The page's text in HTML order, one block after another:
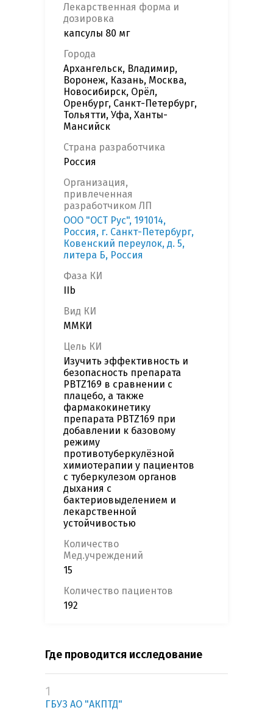
Лекарственная форма и
дозировка
капсулы 80 мг
Города
Архангельск, Владимир,
Воронеж, Казань, Москва,
Новосибирск, Орёл,
Оренбург, Санкт-Петербург,
Тольятти, Уфа, Ханты-
Мансийск
Страна разработчика
Россия
Организация,
привлеченная
разработчиком ЛП
ООО "ОСТ Рус", 191014,
Россия, г. Санкт-Петербург,
Ковенский переулок, д. 5,
литера Б, Россия
Фаза КИ
IIb
Вид КИ
ММКИ
Цель КИ
Изучить эффективность и
безопасность препарата
PBTZ169 в сравнении с
плацебо, а также
фармакокинетику
препарата PBTZ169 при
добавлении к базовому
режиму
противотуберкулёзной
химиотерапии у пациентов
с туберкулезом органов
дыхания с
бактериовыделением и
лекарственной
устойчивостью
Количество
Мед.учреждений
15
Количество пациентов
192
Где проводится исследование
1
ГБУЗ АО "АКПТД"